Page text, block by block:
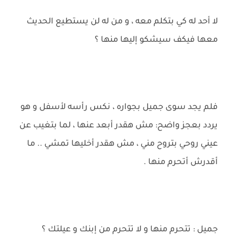
لا أحد له كي بتكلم معه ، و من له لن يستطيع الحديث
معها فيكف سيشكو إليها منها ؟
فلم يجد سوى جميل بجواره ، نكس رأسه لأسفل و هو
يردد بعجز واضح: مش هقدر أبعد عنها ، لما بتغيب عن
عيني روحي بتروح مني ، مش هقدر أخليها تمشي .. ما
أقدرش أتحرم منها .
جميل : تتحرم منها و لا تتحرم من إبنك و عيلتك ؟